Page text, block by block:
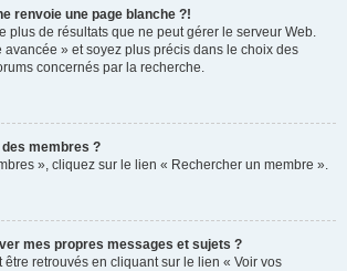
renvoie une page blanche ?!
plus de résultats que ne peut gérer le serveur Web.
avancée » et soyez plus précis dans le choix des
concernés par la recherche.
membres ?
», cliquez sur le lien « Rechercher un membre ».
mes propres messages et sujets ?
être retrouvés en cliquant sur le lien « Voir vos